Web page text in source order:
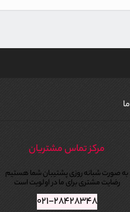
مرکز تماس مشتریان
به صورت شبانه روزی پشتیبان شما هستیم
رضایت مشتری برای ما در اولویت است
۰۲۱-۲۸۴۲۸۳۴۸